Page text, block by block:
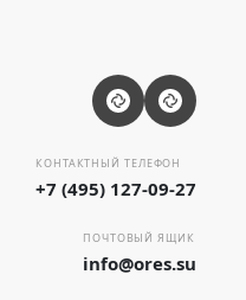
КОНТАКТНЫЙ ТЕЛЕФОН
+7 (495) 127-09-27
ПОЧТОВЫЙ ЯЩИК
info@ores.su